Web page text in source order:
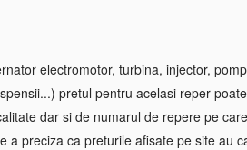
electromotor, turbina, injector,
pretul pentru acelasi reper
dar si de numarul de repere pe
a preciza ca preturile afisate pe site au